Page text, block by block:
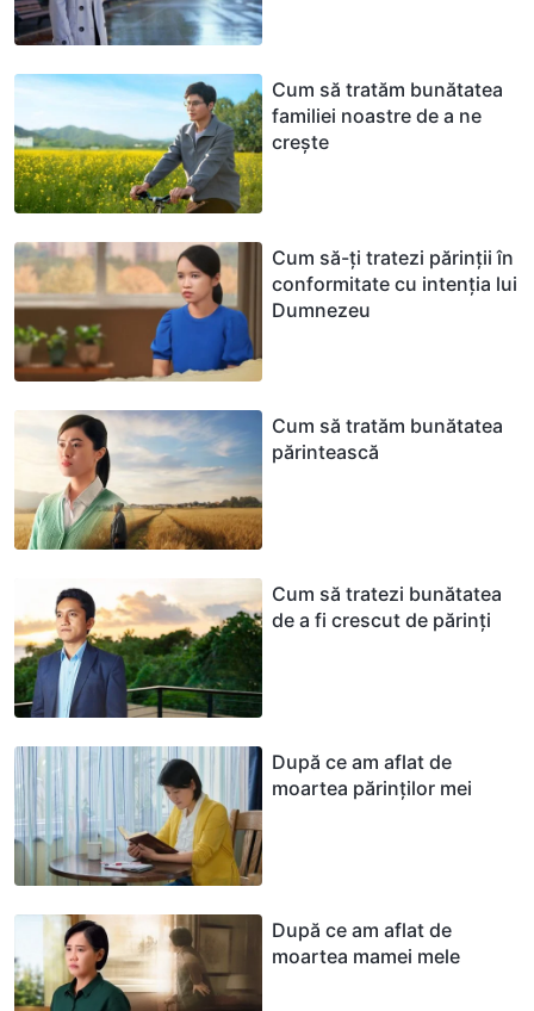
Cum să tratăm bunătatea
familiei noastre de a ne
crește
Cum să-ți tratezi părinții în
conformitate cu intenția lui
Dumnezeu
Cum să tratăm bunătatea
părintească
Cum să tratezi bunătatea
de a fi crescut de părinți
După ce am aflat de
moartea părinților mei
După ce am aflat de
moartea mamei mele